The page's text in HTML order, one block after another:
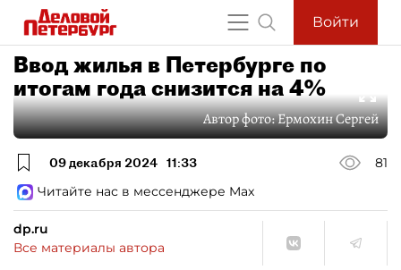
Войти
Ввод жилья в Петербурге по
итогам года снизится на 4%
Автор фото:Ермохин Сергей
09 декабря 2024 11:33
81
Читайте нас в мессенджере Max
dp.ru
Все материалы автора